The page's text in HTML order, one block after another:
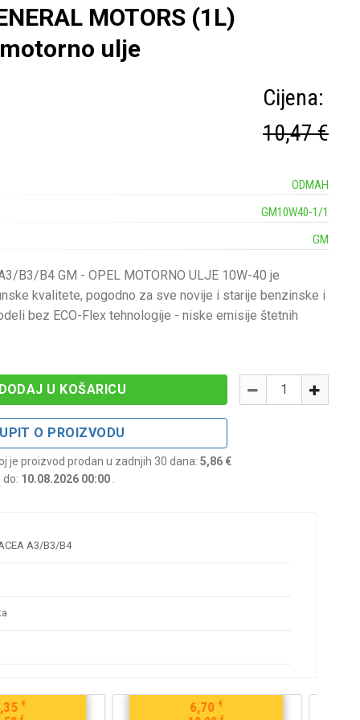
-
Količina
+
DODAJ U KOŠARICU
UPIT O PROIZVODU
je proizvod prodan u zadnjih 30 dana: 5,86 €
10.08.2026 00:00
MOTORS (1L)
ulje
Cijena:
10,47 €
ODMAH
GM10W40-1/1
GM
B3/B4 GM - OPEL MOTORNO ULJE 10W-40 je
kvalitete, pogodno za sve novije i starije benzinske i
bez ECO-Flex tehnologije - niske emisije štetnih
A3/B3/B4
6,70 8,04